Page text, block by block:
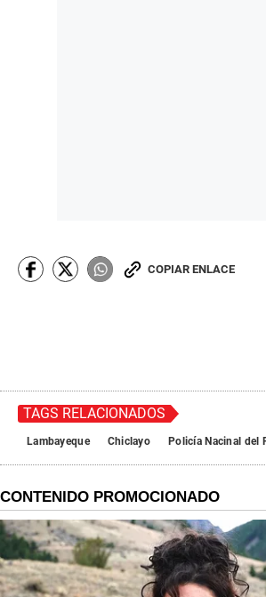
COPIAR ENLACE
TAGS RELACIONADOS
Lambayeque Chiclayo Policía Nacinal del